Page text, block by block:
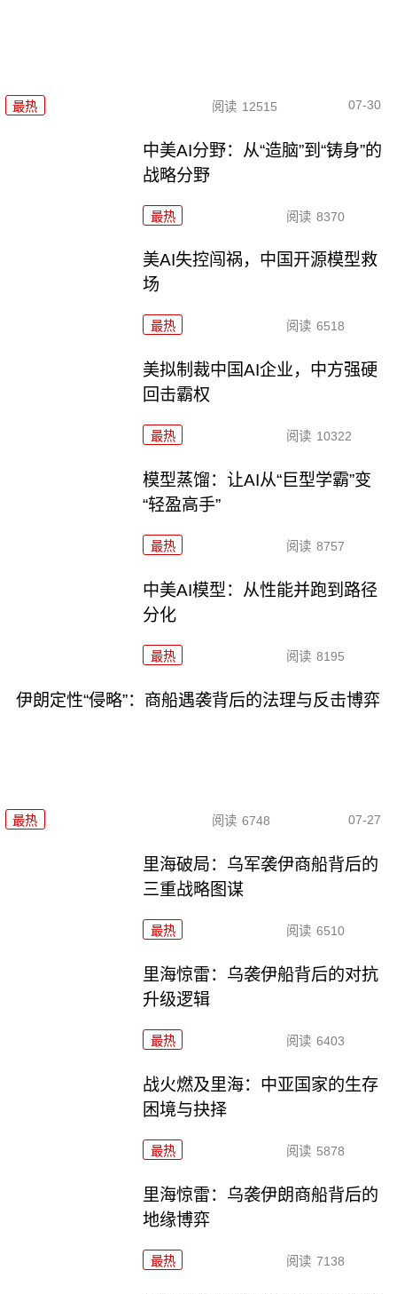
最热 阅读 12515 07-30
中美AI分野：从“造脑”到“铸身”的
战略分野
最热 阅读 8370
美AI失控闯祸，中国开源模型救
场
最热 阅读 6518
美拟制裁中国AI企业，中方强硬
回击霸权
最热 阅读 10322
模型蒸馏：让AI从“巨型学霸”变
“轻盈高手”
最热 阅读 8757
中美AI模型：从性能并跑到路径
分化
最热 阅读 8195
伊朗定性“侵略”：商船遇袭背后的法理与反击博弈
最热 阅读 6748 07-27
里海破局：乌军袭伊商船背后的
三重战略图谋
最热 阅读 6510
里海惊雷：乌袭伊船背后的对抗
升级逻辑
最热 阅读 6403
战火燃及里海：中亚国家的生存
困境与抉择
最热 阅读 5878
里海惊雷：乌袭伊朗商船背后的
地缘博弈
最热 阅读 7138